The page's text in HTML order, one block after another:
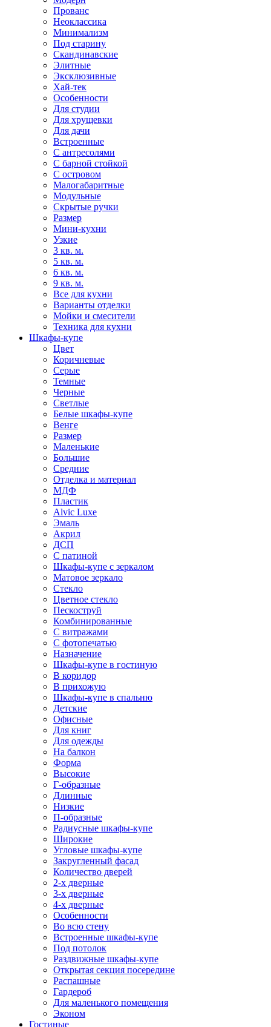
Прованс
Неоклассика
Минимализм
Под старину
Скандинавские
Элитные
Эксклюзивные
Хай-тек
Особенности
Для студии
Для хрущевки
Для дачи
Встроенные
С антресолями
С барной стойкой
С островом
Малогабаритные
Модульные
Скрытые ручки
Размер
Мини-кухни
Узкие
3 кв. м.
5 кв. м.
6 кв. м.
9 кв. м.
Все для кухни
Варианты отделки
Мойки и смесители
Техника для кухни
Шкафы-купе
Цвет
Коричневые
Серые
Темные
Черные
Светлые
Белые шкафы-купе
Венге
Размер
Маленькие
Большие
Средние
Отделка и материал
МДФ
Пластик
Alvic Luxe
Эмаль
Акрил
ДСП
С патиной
Шкафы-купе с зеркалом
Матовое зеркало
Стекло
Цветное стекло
Пескоструй
Комбинированные
С витражами
С фотопечатью
Назначение
Шкафы-купе в гостиную
В коридор
В прихожую
Шкафы-купе в спальню
Детские
Офисные
Для книг
Для одежды
На балкон
Форма
Высокие
Г-образные
Длинные
Низкие
П-образные
Радиусные шкафы-купе
Широкие
Угловые шкафы-купе
Закругленный фасад
Количество дверей
2-х дверные
3-х дверные
4-х дверные
Особенности
Во всю стену
Встроенные шкафы-купе
Под потолок
Раздвижные шкафы-купе
Открытая секция посередине
Распашные
Гардероб
Для маленького помещения
Эконом
Гостиные